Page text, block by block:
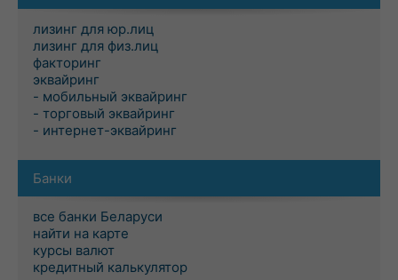
лизинг для юр.лиц
лизинг для физ.лиц
факторинг
эквайринг
- мобильный эквайринг
- торговый эквайринг
- интернет-эквайринг
Банки
все банки Беларуси
найти на карте
курсы валют
кредитный калькулятор